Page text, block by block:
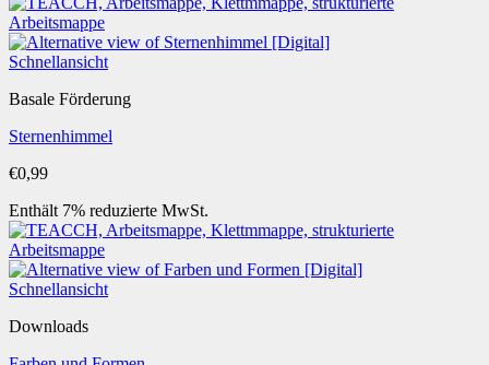
Schnellansicht
Basale Förderung
Sternenhimmel
€0,99
Enthält 7% reduzierte MwSt.
Schnellansicht
Downloads